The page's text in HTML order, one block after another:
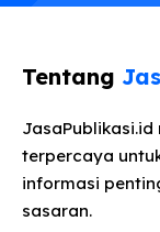
Tentang
terpercaya
informasi
sasaran.